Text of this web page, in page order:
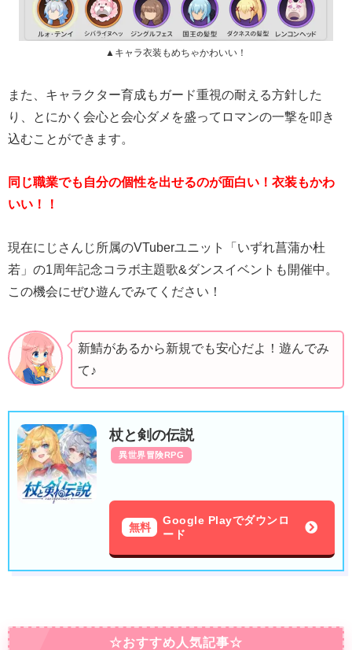
▲キャラ衣装もめちゃかわいい！
また、キャラクター育成もガード重視の耐える方針した
り、とにかく会心と会心ダメを盛ってロマンの一撃を叩き
込むことができます。
同じ職業でも自分の個性を出せるのが面白い！衣装もかわ
いい！！
現在にじさんじ所属のVTuberユニット「いずれ菖蒲か杜
若」の1周年記念コラボ主題歌&ダンスイベントも開催中。
この機会にぜひ遊んでみてください！
新鯖があるから新規でも安心だよ！遊んでみ
て♪
杖と剣の伝説
異世界冒険RPG
無料
Google Playでダウンロ
ード
☆おすすめ人気記事☆